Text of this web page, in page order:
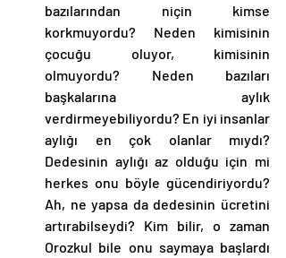
bazılarından niçin kimse
korkmuyordu? Neden kimisinin
çocuğu oluyor, kimisinin
olmuyordu? Neden bazıları
başkalarına aylık
verdirmeyebiliyordu? En iyi insanlar
aylığı en çok olanlar mıydı?
Dedesinin aylığı az olduğu için mi
herkes onu böyle gücendiriyordu?
Ah, ne yapsa da dedesinin ücretini
artırabilseydi? Kim bilir, o zaman
Orozkul bile onu saymaya başlardı